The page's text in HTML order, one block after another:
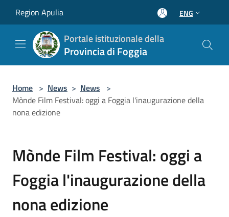
Region Apulia ENG
Portale istituzionale della
Provincia di Foggia
Home > News > News >
Mònde Film Festival: oggi a Foggia l'inaugurazione della
nona edizione
Mònde Film Festival: oggi a
Foggia l'inaugurazione della
nona edizione